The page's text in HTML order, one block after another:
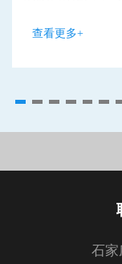
查看更多+
石家